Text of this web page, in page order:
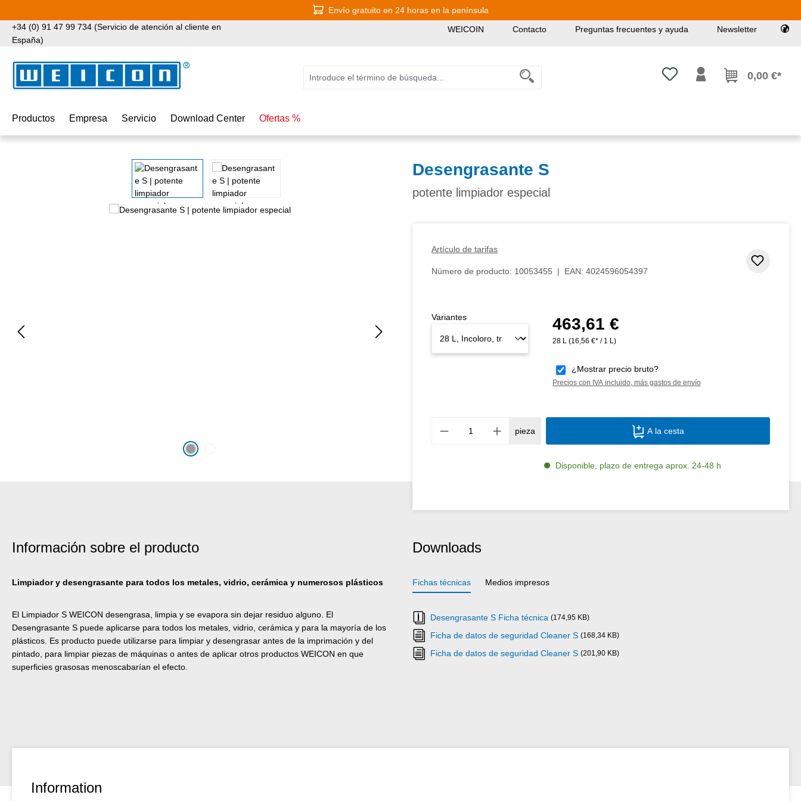
Envío gratuito en 24 horas en la península
+34 (0) 91 47 99 734 (Servicio de atención al cliente en
España)
WEICOIN Contacto Preguntas frecuentes y ayuda Newsletter
Tienes 0 artículos en tu lista de
0,00 €*
Productos Empresa Servicio Download Center Ofertas %
Desengrasante S
potente limpiador especial
Artículo de tarifas
Número de producto: 10053455 | EAN: 4024596054397
Precio normal:
463,61 €
28 L (16,56 €* / 1 L)
¿Mostrar precio bruto?
Precios con IVA incluido, más gastos de envío
Variantes
Cantidad del producto: introduce la
pieza A la cesta
Disponible, plazo de entrega aprox. 24-48 h
Información sobre el producto
Limpiador y desengrasante para todos los metales, vidrio, cerámica y numerosos plásticos
El Limpiador S WEICON desengrasa, limpia y se evapora sin dejar residuo alguno. El
Desengrasante S puede aplicarse para todos los metales, vidrio, cerámica y para la mayoría de los
plásticos. Es producto puede utilizarse para limpiar y desengrasar antes de la imprimación y del
pintado, para limpiar piezas de máquinas o antes de aplicar otros productos WEICON en que
superficies grasosas menoscabarían el efecto.
Downloads
Fichas técnicas Medios impresos
Desengrasante S Ficha técnica (174,95 KB)
Ficha de datos de seguridad Cleaner S (168,34 KB)
Ficha de datos de seguridad Cleaner S (201,90 KB)
Information